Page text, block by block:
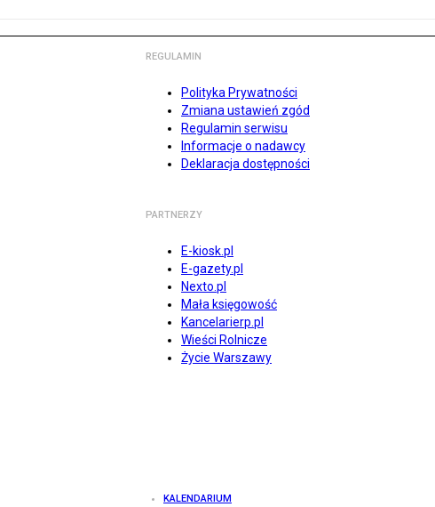
REGULAMIN
Polityka Prywatności
Zmiana ustawień zgód
Regulamin serwisu
Informacje o nadawcy
Deklaracja dostępności
PARTNERZY
E-kiosk.pl
E-gazety.pl
Nexto.pl
Mała księgowość
Kancelarierp.pl
Wieści Rolnicze
Życie Warszawy
KALENDARIUM